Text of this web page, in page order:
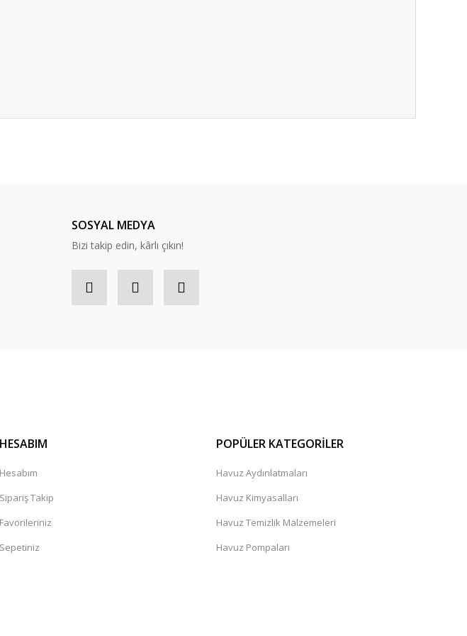
SOSYAL MEDYA
Bizi takip edin, kârlı çıkın!
HESABIM
Hesabım
Sipariş Takip
Favorileriniz
Sepetiniz
POPÜLER KATEGORİLER
Havuz Aydınlatmaları
Havuz Kimyasalları
Havuz Temizlik Malzemeleri
Havuz Pompaları